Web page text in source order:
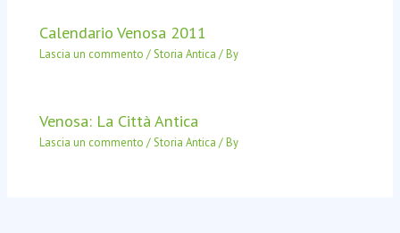
Calendario Venosa 2011
Lascia un commento /Storia Antica / By
Venosa: La Città Antica
Lascia un commento /Storia Antica / By